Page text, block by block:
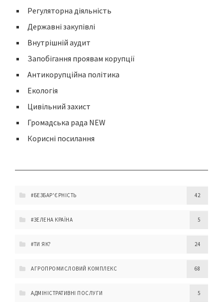
Регуляторна діяльність
Державні закупівлі
Внутрішній аудит
Запобігання проявам корупції
Антикорупційна політика
Екологія
Цивільний захист
Громадська рада NEW
Корисні посилання
#БЕЗБАР'ЄРНІСТЬ 42
#ЗЕЛЕНА КРАЇНА 5
#ТИ ЯК? 24
АГРОПРОМИСЛОВИЙ КОМПЛЕКС 68
АДМІНІСТРАТИВНІ ПОСЛУГИ 5